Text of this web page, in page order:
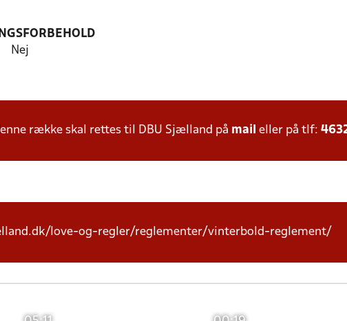
Nej
række skal rettes til DBU Sjælland på mail eller på tlf:
love-og-regler/reglementer/vinterbold-reglement/